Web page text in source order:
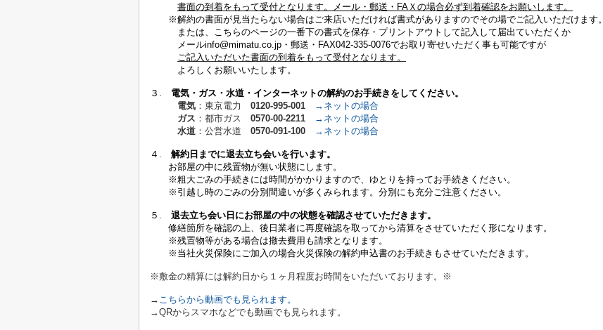
書面の到着をもって受付となります。メール・郵送・FAＸの場合必ず到着確認をお願いします。
※解約の書面が見当たらない場合はご来店いただければ書式がありますのでその場でご記入いただけます。
または、こちらのページの一番下の書式を保存・プリントアウトして記入して届出ていただくか
メールinfo@mimatu.co.jp・郵送・FAX042-335-0076でお取り寄せいただく事も可能ですが
ご記入いただいた書面の到着をもって受付とな ります。
よろしくお願いいたします。
３. 電気・ガス・水道・インターネットの解約のお手続きをしてください。
電気 ：東京電力 0120-995-001
→ネットの場合
ガス ：都市ガス 0570-00-2211
→ネットの場合
水道 ：公営水道 0570-091-100 →ネットの場合
４. 解約日までに退去立ち会いを行います。
お部屋の中に残置物が無い状態にします。
※粗大ごみの手続きには時間がかかりますので、ゆとりを持ってお手続きください。
※引越し時のごみの分別間違いが多くみられます。分別にも充分ご注意ください。
５. 退去立ち会い日にお部屋の中の状態を確認させていただきます。
修繕箇所を確認の上、後日業者に再度確認を取ってから清算をさせていただく形になります。
※残置物等がある場合は撤去費用も請求となります。
※当社火災保険にご加入の場合火災保険の解約申込書のお手続きもさせていただきます。
※敷金の精算には解約日から１ヶ月程度お時間をいただいております。※
→ こちらから動画でも見られます。
→QRからスマホなどでも動画でも見られます。